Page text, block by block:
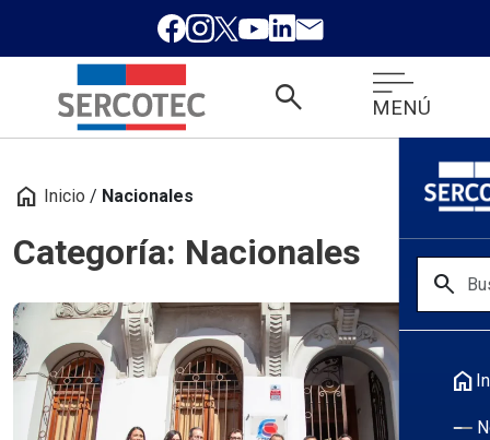
search MENÚ
search
home
home Inicio / Nacionales
Categoría: Nacionales